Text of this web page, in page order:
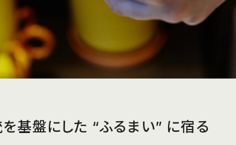
基盤にした “ふるまい” に宿る